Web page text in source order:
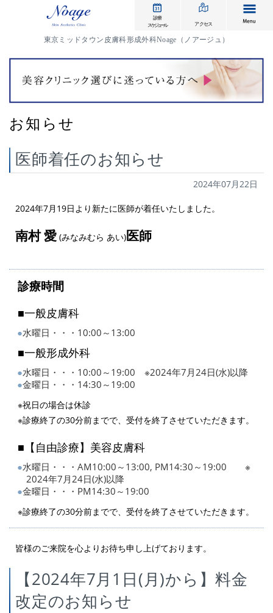
診療
スケジュール
アクセス
東京ミッドタウン皮膚科形成外科Noage（ノアージュ）
お知らせ
医師着任のお知らせ
2024年07月22日
2024年7月19日より新たに医師が着任いたしました。
南村 愛 (みなみむら あい)医師
診療時間
■一般皮膚科
水曜日・・・10:00～13:00
■一般形成外科
水曜日・・・10:00～19:00 ※2024年7月24日(水)以降
金曜日・・・14:30～19:00
※祝日の場合は休診
※診療終了の30分前までで、受付を終了させていただきます。
■【自由診療】美容皮膚科
水曜日・・・AM10:00～13:00, PM14:30～19:00 ※
2024年7月24日(水)以降
金曜日・・・PM14:30～19:00
※診療終了の30分前までで、受付を終了させていただきます。
皆様のご来院を心よりお待ち申し上げております。
【2024年7月1日(月)から】料金
改定のお知らせ